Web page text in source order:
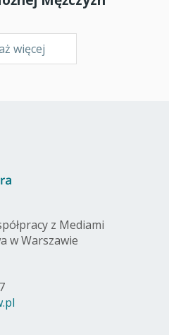
więcej
z Mediami
w Warszawie